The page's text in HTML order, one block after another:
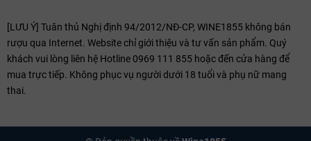
[LƯU Ý] Tuân thủ Nghị định 94/2012/NĐ-CP, WINE1855 không bán
rượu qua Internet. Website chỉ giới thiệu và tư vấn sản phẩm. Quý
khách vui lòng liên hệ Hotline 0969 111 855 hoặc đến cửa hàng để
mua trực tiếp. Không phục vụ người dưới 18 tuổi và phụ nữ mang
thai.